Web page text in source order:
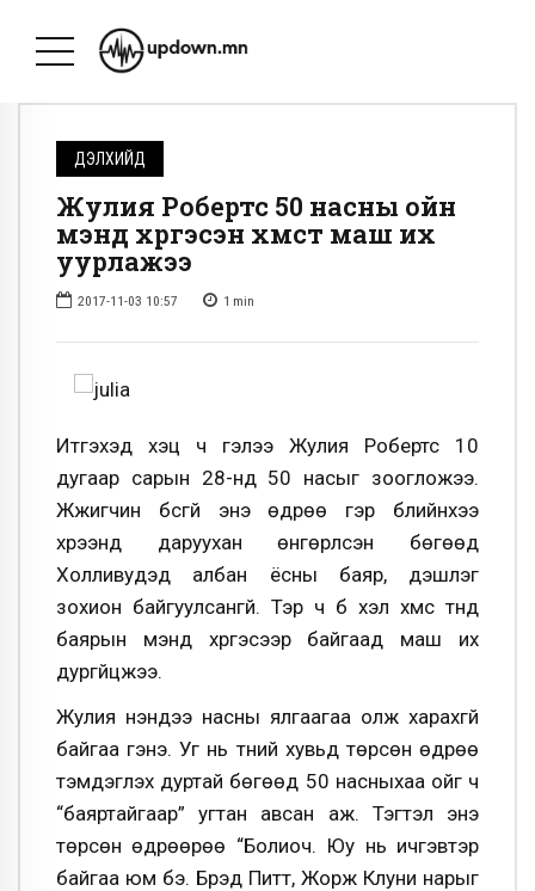
ДЭЛХИЙД
Жулия Робертс 50 насны ойн
мэнд хүргэсэн хүмүүст маш их
уурлажээ
2017-11-03 10:57 1 min
Итгэхэд хэцүү ч гэлээ Жулия Робертс 10
дугаар сарын 28-нд 50 насыг зоогложээ.
Жүжигчин бүсгүй энэ өдрөө гэр бүлийнхээ
хүрээнд даруухан өнгөрүүлсэн бөгөөд
Холливудэд албан ёсны баяр, үдэшлэг
зохион байгуулсангүй. Тэр ч бүү хэл хүмүүс түүнд
баярын мэнд хүргэсээр байгаад маш их
дургүйцжээ.
Жулия үнэндээ насны ялгаагаа олж харахгүй
байгаа гэнэ. Уг нь түүний хувьд төрсөн өдрөө
тэмдэглэх дуртай бөгөөд 50 насныхаа ойг ч
“баяртайгаар” угтан авсан аж. Тэгтэл энэ
төрсөн өдрөөрөө “Болиоч. Юу нь ичгэвтэр
байгаа юм бэ. Брэд Питт, Жорж Клуни нарыг